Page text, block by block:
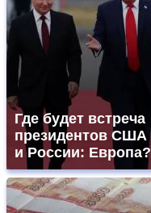
Где будет встреча
президентов США
и России: Европа?